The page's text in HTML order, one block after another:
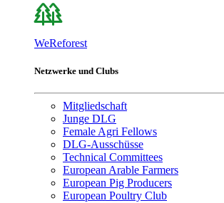
WeReforest
Netzwerke und Clubs
Mitgliedschaft
Junge DLG
Female Agri Fellows
DLG-Ausschüsse
Technical Committees
European Arable Farmers
European Pig Producers
European Poultry Club